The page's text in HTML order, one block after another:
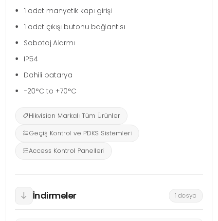
1 adet manyetik kapı girişi
1 adet çıkışı butonu bağlantısı
Sabotaj Alarmı
IP54
Dahili batarya
-20°C to +70°C
Hikvision Markalı Tüm Ürünler
Geçiş Kontrol ve PDKS Sistemleri
Access Kontrol Panelleri
İndirmeler 1 dosya